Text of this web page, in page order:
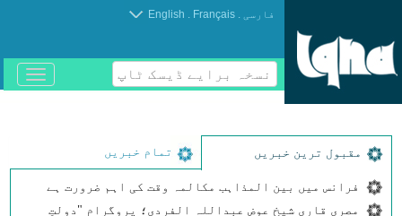
فارسی .
Français
.
English
نسخہ برایے ڈیسک ٹاپ
باز
و
مقبول ترین خبریں تمام خبریں
فرانس میں بین المذاہب مکالمہ وقت کی اہم ضرورت ہے
مصری قاری شیخ عوض عبداللہ الفردی؛ پروگرام "دولتِ